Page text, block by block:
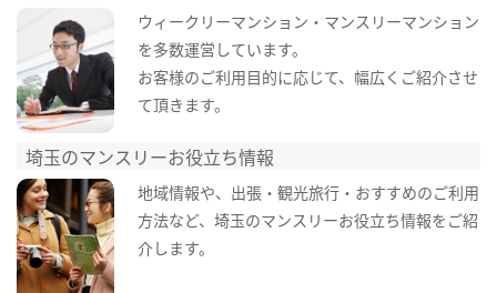
ウィークリーマンション・マンスリーマンション
を多数運営しています。
お客様のご利用目的に応じて、幅広くご紹介させ
て頂きます。
埼玉のマンスリーお役立ち情報
地域情報や、出張・観光旅行・おすすめのご利用
方法など、埼玉のマンスリーお役立ち情報をご紹
介します。